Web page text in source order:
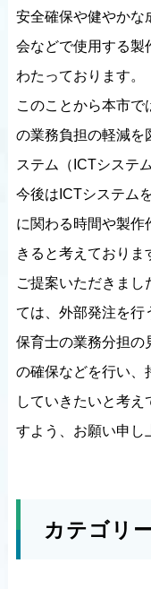
安全確保や健やかな
会などで使用する製
わたっております。
このことから本市
の業務負担の軽減を
ステム（ICTシステ
今後はICTシステム
に関わる時間や製作
きると考えておりま
ご提案いただきまし
ては、外部発注を行
保育士の業務分担の
の確保などを行い、
していきたいと考え
すよう、お願い申し
カテゴリ